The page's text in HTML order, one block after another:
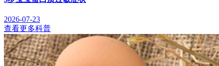
2026-07-23
查看更多科普